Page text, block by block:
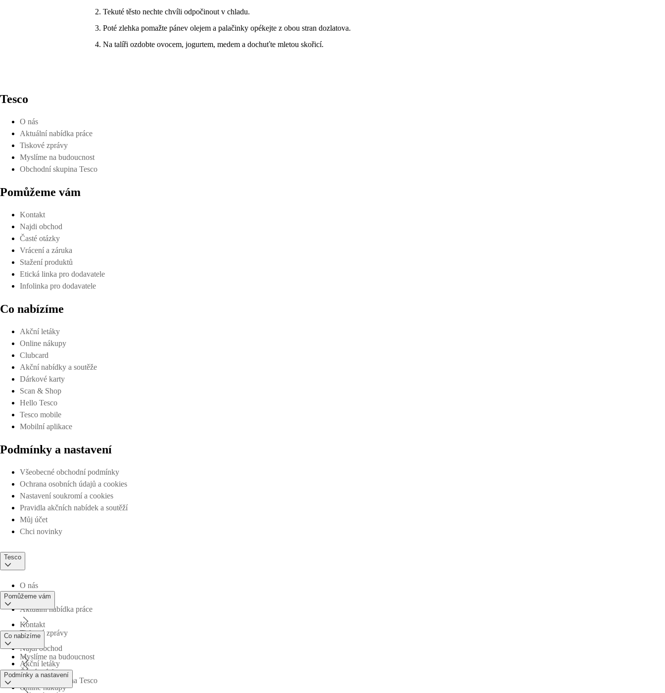
Tekuté těsto nechte chvíli odpočinout v chladu.
Poté zlehka pomažte pánev olejem a palačinky opékejte z obou stran dozlatova.
Na talíři ozdobte ovocem, jogurtem, medem a dochuťte mletou skořicí.
Tesco
O nás
Aktuální nabídka práce
Tiskové zprávy
Myslíme na budoucnost
Obchodní skupina Tesco
Pomůžeme vám
Kontakt
Najdi obchod
Časté otázky
Vrácení a záruka
Stažení produktů
Etická linka pro dodavatele
Infolinka pro dodavatele
Co nabízíme
Akční letáky
Online nákupy
Clubcard
Akční nabídky a soutěže
Dárkové karty
Scan & Shop
Hello Tesco
Tesco mobile
Mobilní aplikace
Podmínky a nastavení
Všeobecné obchodní podmínky
Ochrana osobních údajů a cookies
Nastavení soukromí a cookies
Pravidla akčních nabídek a soutěží
Můj účet
Chci novinky
Tesco
O nás
Aktuální nabídka práce
Tiskové zprávy
Myslíme na budoucnost
Obchodní skupina Tesco
Pomůžeme vám
Kontakt
Najdi obchod
Časté otázky
Co nabízíme
Akční letáky
Online nákupy
Podmínky a nastavení